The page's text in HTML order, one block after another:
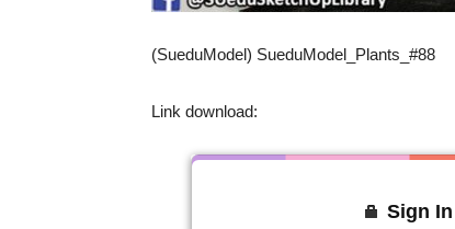
(SueduModel) SueduModel_Plants_#88
Link download:
Sign